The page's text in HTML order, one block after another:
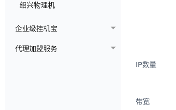
绍兴物理机
企业级挂机宝
代理加盟服务
IP数量
带宽